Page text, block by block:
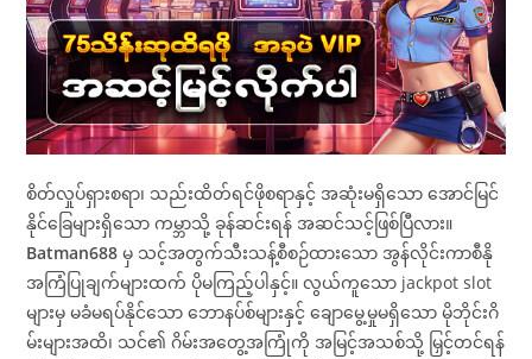
စိတ်လှုပ်ရှားစရာ၊ သည်းထိတ်ရင်ဖိုစရာနှင့် အဆုံးမရှိသော အောင်မြင်
နိုင်ခြေများရှိသော ကမ္ဘာသို့ ခုန်ဆင်းရန် အဆင်သင့်ဖြစ်ပြီလား။
Batman688မှ သင့်အတွက်သီးသန့်စီစဉ်ထားသော အွန်လိုင်းကာစီနို
အကြံပြုချက်များထက် ပိုမကြည့်ပါနှင့်။ လွယ်ကူသော jackpot slot
များမှ မခံမရပ်နိုင်သော ဘောနပ်စ်များနှင့် ချောမွေ့မှုမရှိသော မိုဘိုင်းဂိ
မ်းများအထိ၊ သင်၏ ဂိမ်းအတွေ့အကြုံကို အမြင့်အသစ်သို့ မြှင့်တင်ရန်